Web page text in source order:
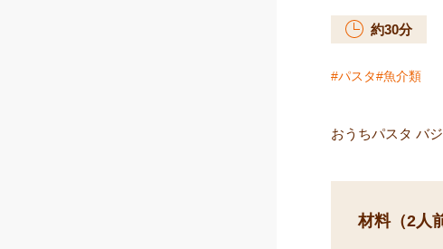
約30分
パスタ 魚介類
おうちパスタ バ
材料（2人